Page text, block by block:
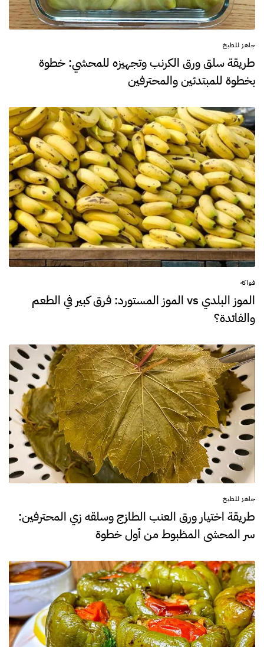
جاهز للطبخ
طريقة سلق ورق الكرنب وتجهيزه للمحشي: خطوة
بخطوة للمبتدئين والمحترفين
فواكه
الموز البلدي vs الموز المستورد: فرق كبير في الطعم
والفائدة؟
جاهز للطبخ
طريقة اختيار ورق العنب الطازج وسلقه زي المحترفين:
سر المحشي المظبوط من أول خطوة